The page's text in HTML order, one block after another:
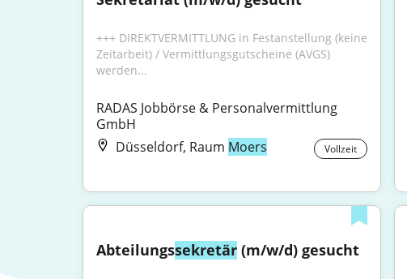
+++ DIREKTVERMITTLUNG in Festanstellung (keine
Zeitarbeit) / Vermittlungsgutscheine (AVGS)
werden...
RADAS Jobbörse & Personalvermittlung
GmbH
Düsseldorf, Raum Moers Vollzeit
Abteilungssekretär (m/w/d) gesucht